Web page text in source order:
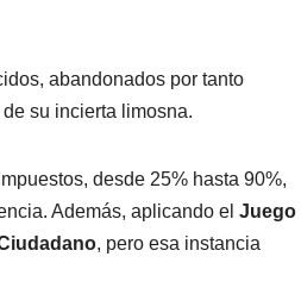
abandonados por tanto
su incierta limosna.
desde 25% hasta 90%,
Además, aplicando el Juego
, pero esa instancia